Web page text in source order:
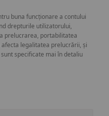
buna funcționare a contului
drepturile utilizatorului,
prelucrarea, portabilitatea
legalitatea prelucrării, și
specificate mai în detaliu